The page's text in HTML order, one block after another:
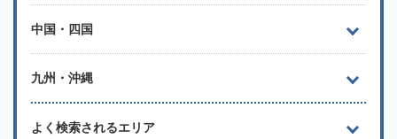
中国・四国
九州・沖縄
よく検索されるエリア